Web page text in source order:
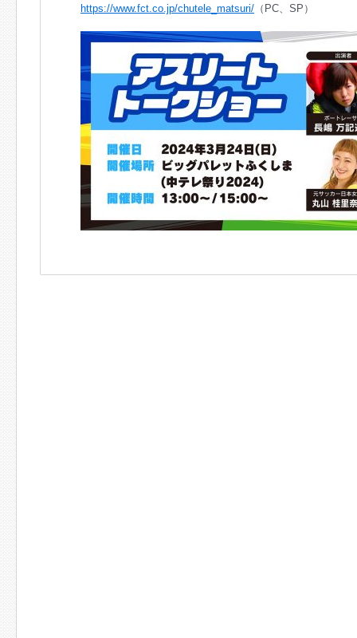
https://www.fct.co.jp/chutele_matsuri/ （PC、SP）